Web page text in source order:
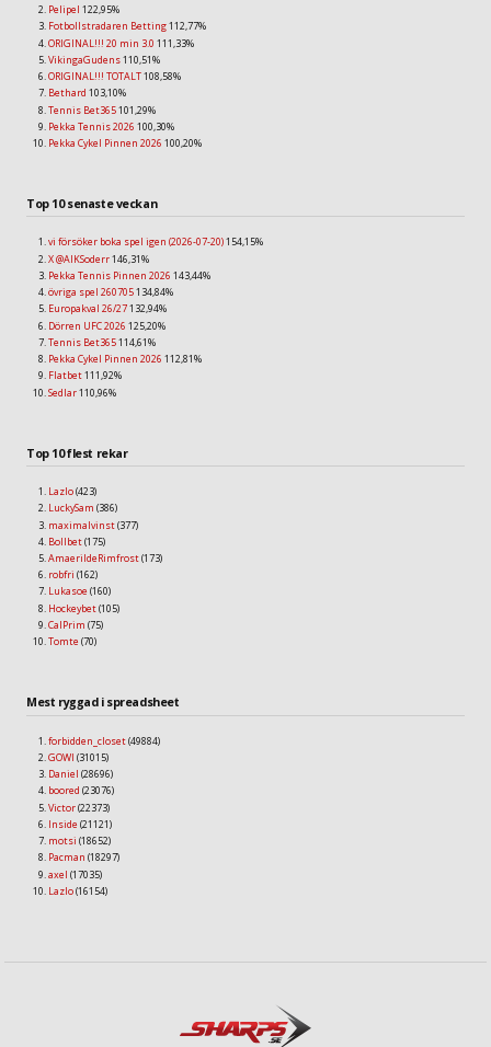
Pelipel 122,95%
Fotbollstradaren Betting112,77%
ORIGINAL!!! 20 min 3.0 111,33%
VikingaGudens110,51%
ORIGINAL!!! TOTALT108,58%
Bethard 103,10%
Tennis Bet365101,29%
Pekka Tennis 2026 100,30%
Pekka Cykel Pinnen 2026 100,20%
Top 10 senaste veckan
vi försöker boka spel igen (2026-07-20)154,15%
X @AIKSoderr146,31%
Pekka Tennis Pinnen 2026 143,44%
övriga spel 260705134,84%
Europakval 26/27132,94%
Dörren UFC 2026 125,20%
Tennis Bet365114,61%
Pekka Cykel Pinnen 2026 112,81%
Flatbet111,92%
Sedlar110,96%
Top 10 flest rekar
Lazlo(423)
LuckySam (386)
maximalvinst(377)
Bollbet(175)
AmaerildeRimfrost(173)
robfri (162)
Lukasoe (160)
Hockeybet(105)
CalPrim (75)
Tomte (70)
Mest ryggad i spreadsheet
forbidden_closet(49884)
GOWI (31015)
Daniel (28696)
boored (23076)
Victor(22373)
Inside (21121)
motsi (18652)
Pacman (18297)
axel (17035)
Lazlo(16154)